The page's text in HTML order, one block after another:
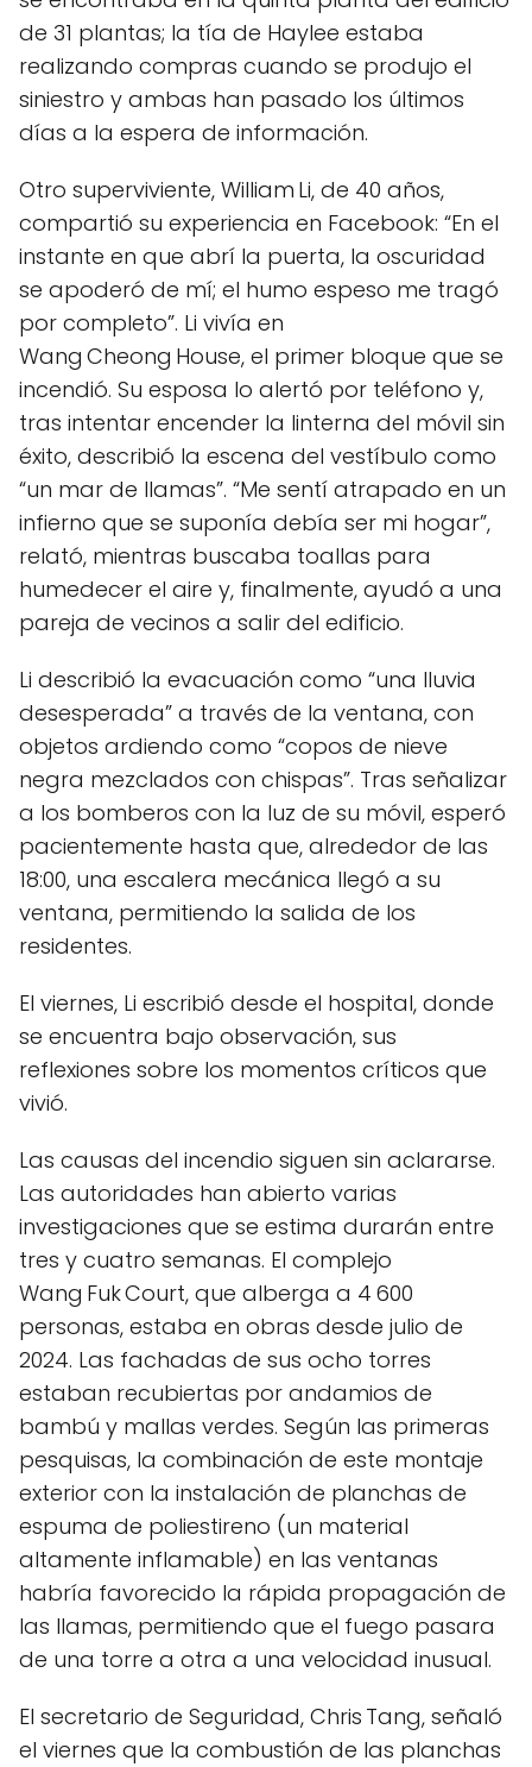
de 31 plantas; la tía de Haylee estaba
realizando compras cuando se produjo el
siniestro y ambas han pasado los últimos
días a la espera de información.
Otro superviviente, William Li, de 40 años,
compartió su experiencia en Facebook: “En el
instante en que abrí la puerta, la oscuridad
se apoderó de mí; el humo espeso me tragó
por completo”. Li vivía en
Wang Cheong House, el primer bloque que se
incendió. Su esposa lo alertó por teléfono y,
tras intentar encender la linterna del móvil sin
éxito, describió la escena del vestíbulo como
“un mar de llamas”. “Me sentí atrapado en un
infierno que se suponía debía ser mi hogar”,
relató, mientras buscaba toallas para
humedecer el aire y, finalmente, ayudó a una
pareja de vecinos a salir del edificio.
Li describió la evacuación como “una lluvia
desesperada” a través de la ventana, con
objetos ardiendo como “copos de nieve
negra mezclados con chispas”. Tras señalizar
a los bomberos con la luz de su móvil, esperó
pacientemente hasta que, alrededor de las
18:00, una escalera mecánica llegó a su
ventana, permitiendo la salida de los
residentes.
El viernes, Li escribió desde el hospital, donde
se encuentra bajo observación, sus
reflexiones sobre los momentos críticos que
vivió.
Las causas del incendio siguen sin aclararse.
Las autoridades han abierto varias
investigaciones que se estima durarán entre
tres y cuatro semanas. El complejo
Wang Fuk Court, que alberga a 4 600
personas, estaba en obras desde julio de
2024. Las fachadas de sus ocho torres
estaban recubiertas por andamios de
bambú y mallas verdes. Según las primeras
pesquisas, la combinación de este montaje
exterior con la instalación de planchas de
espuma de poliestireno (un material
altamente inflamable) en las ventanas
habría favorecido la rápida propagación de
las llamas, permitiendo que el fuego pasara
de una torre a otra a una velocidad inusual.
El secretario de Seguridad, Chris Tang, señaló
el viernes que la combustión de las planchas